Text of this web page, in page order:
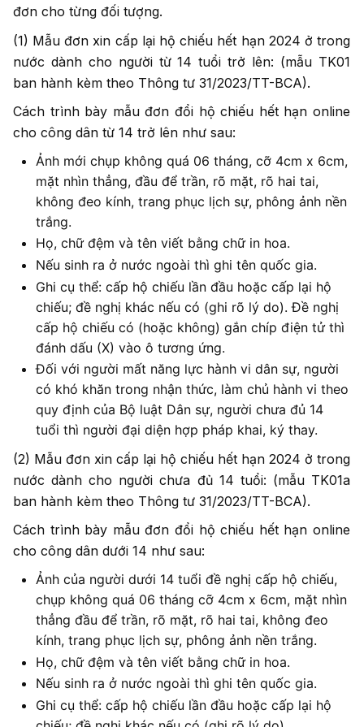
đơn cho từng đối tượng.
(1) Mẫu đơn xin cấp lại hộ chiếu hết hạn 2024 ở trong
nước dành cho người từ 14 tuổi trở lên: (mẫu TK01
ban hành kèm theo Thông tư 31/2023/TT-BCA).
Cách trình bày mẫu đơn đổi hộ chiếu hết hạn online
cho công dân từ 14 trở lên như sau:
Ảnh mới chụp không quá 06 tháng, cỡ 4cm x 6cm,
mặt nhìn thẳng, đầu để trần, rõ mặt, rõ hai tai,
không đeo kính, trang phục lịch sự, phông ảnh nền
trắng.
Họ, chữ đệm và tên viết bằng chữ in hoa.
Nếu sinh ra ở nước ngoài thì ghi tên quốc gia.
Ghi cụ thể: cấp hộ chiếu lần đầu hoặc cấp lại hộ
chiếu; đề nghị khác nếu có (ghi rõ lý do). Đề nghị
cấp hộ chiếu có (hoặc không) gắn chíp điện tử thì
đánh dấu (X) vào ô tương ứng.
Đối với người mất năng lực hành vi dân sự, người
có khó khăn trong nhận thức, làm chủ hành vi theo
quy định của Bộ luật Dân sự, người chưa đủ 14
tuổi thì người đại diện hợp pháp khai, ký thay.
(2) Mẫu đơn xin cấp lại hộ chiếu hết hạn 2024 ở trong
nước dành cho người chưa đủ 14 tuổi: (mẫu TK01a
ban hành kèm theo Thông tư 31/2023/TT-BCA).
Cách trình bày mẫu đơn đổi hộ chiếu hết hạn online
cho công dân dưới 14 như sau:
Ảnh của người dưới 14 tuổi đề nghị cấp hộ chiếu,
chụp không quá 06 tháng cỡ 4cm x 6cm, mặt nhìn
thẳng đầu để trần, rõ mặt, rõ hai tai, không đeo
kính, trang phục lịch sự, phông ảnh nền trắng.
Họ, chữ đệm và tên viết bằng chữ in hoa.
Nếu sinh ra ở nước ngoài thì ghi tên quốc gia.
Ghi cụ thể: cấp hộ chiếu lần đầu hoặc cấp lại hộ